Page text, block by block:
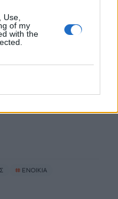
of my
with the
εισοδηματικά κριτήρια:
Δημοτικό Σχολείο
# ΕΝΟΙΚΙΑ